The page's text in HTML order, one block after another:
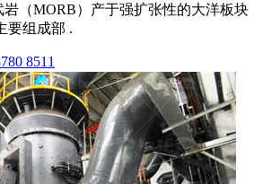
（MORB）产于强扩张性的大洋板块
要组成部 .
8511